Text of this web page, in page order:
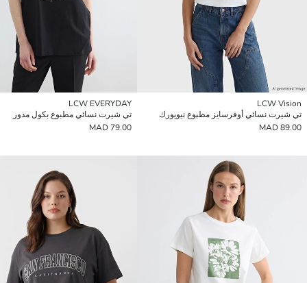
LCW Vision
تي شيرت نسائي أوفرسايز مطبوع نيويورك
89.00 MAD
LCW EVERYDAY
تي شيرت نسائي مطبوع بكول مدور
79.00 MAD